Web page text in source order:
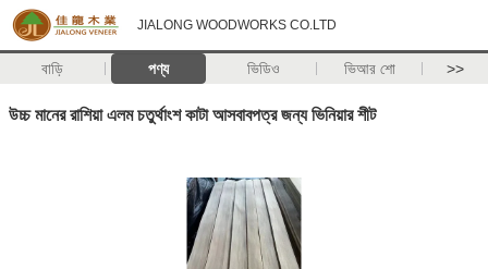
JIALONG WOODWORKS CO.LTD
বাড়ি পণ্য ভিডিও ভিআর শো >>
উচ্চ মানের রাশিয়া এলম চতুর্থাংশ কাটা আসবাবপত্র জন্য ভিনিয়ার শীট